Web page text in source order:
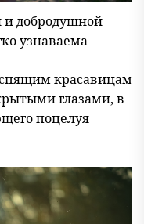
добродушной
узнаваема
красавицам
глазами, в
поцелуя